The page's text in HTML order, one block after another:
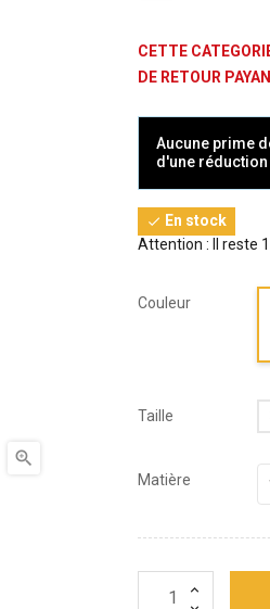

CETTE
DE RETOUR
Aucune prime
d'une réduction
 En stock
Attention : Il reste
Couleur
Taille
Matière